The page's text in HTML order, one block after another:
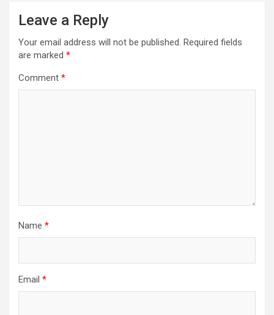
Leave a Reply
Your email address will not be published. Required fields
are marked *
Comment *
Name *
Email *